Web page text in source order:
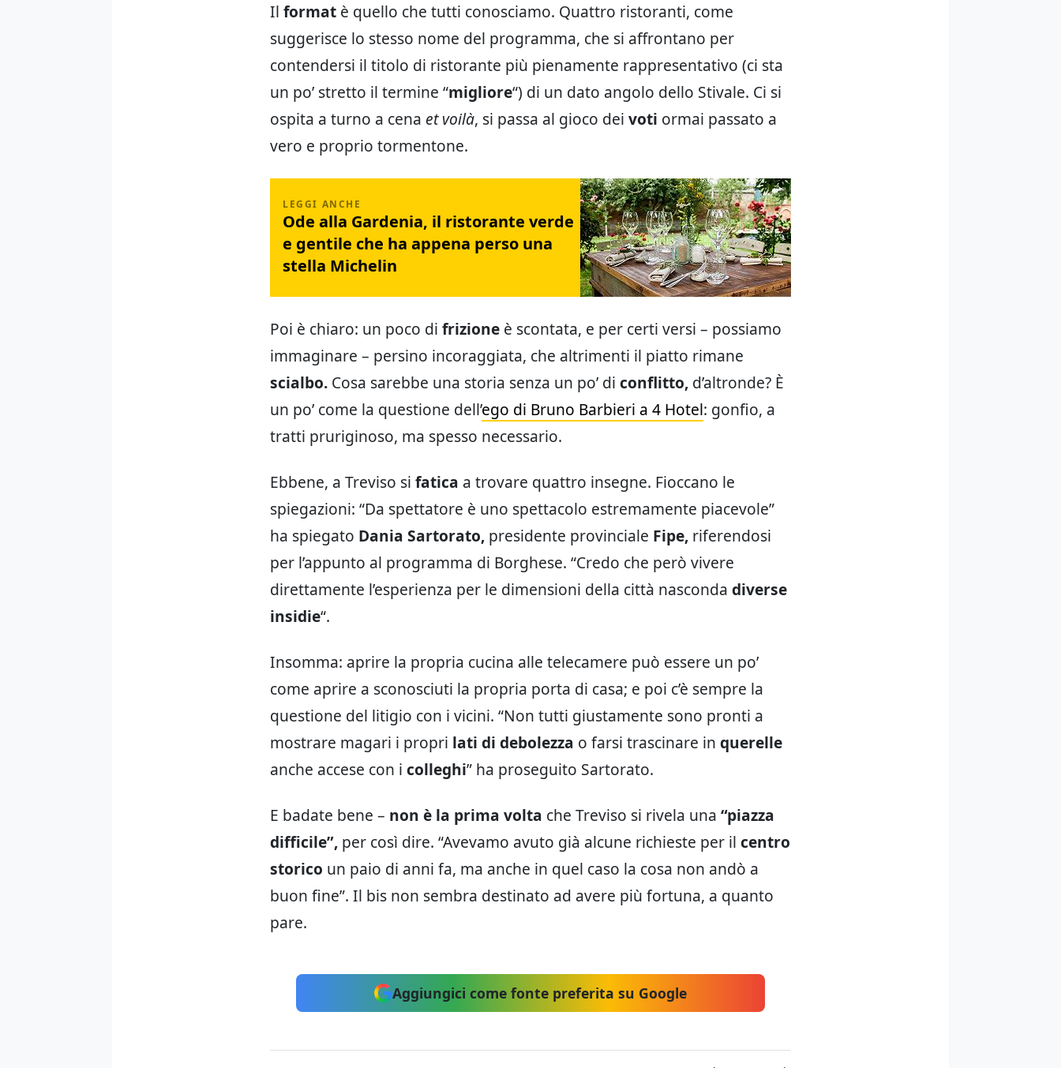
Il format è quello che tutti conosciamo. Quattro ristoranti, come
suggerisce lo stesso nome del programma, che si affrontano per
contendersi il titolo di ristorante più pienamente rappresentativo (ci sta
un po’ stretto il termine “migliore“) di un dato angolo dello Stivale. Ci si
ospita a turno a cena et voilà, si passa al gioco dei voti ormai passato a
vero e proprio tormentone.
Ode alla Gardenia, il ristorante verde
e gentile che ha appena perso una
stella Michelin
Poi è chiaro: un poco di frizione è scontata, e per certi versi – possiamo
immaginare – persino incoraggiata, che altrimenti il piatto rimane
scialbo. Cosa sarebbe una storia senza un po’ di conflitto, d’altronde? È
un po’ come la questione dell’ego di Bruno Barbieri a 4 Hotel: gonfio, a
tratti pruriginoso, ma spesso necessario.
Ebbene, a Treviso si fatica a trovare quattro insegne. Fioccano le
spiegazioni: “Da spettatore è uno spettacolo estremamente piacevole”
ha spiegato Dania Sartorato, presidente provinciale Fipe, riferendosi
per l’appunto al programma di Borghese. “Credo che però vivere
direttamente l’esperienza per le dimensioni della città nasconda diverse
insidie“.
Insomma: aprire la propria cucina alle telecamere può essere un po’
come aprire a sconosciuti la propria porta di casa; e poi c’è sempre la
questione del litigio con i vicini. “Non tutti giustamente sono pronti a
mostrare magari i propri lati di debolezza o farsi trascinare in querelle
anche accese con i colleghi” ha proseguito Sartorato.
E badate bene – non è la prima volta che Treviso si rivela una “piazza
difficile”, per così dire. “Avevamo avuto già alcune richieste per il centro
storico un paio di anni fa, ma anche in quel caso la cosa non andò a
buon fine”. Il bis non sembra destinato ad avere più fortuna, a quanto
pare.
Aggiungici come fonte preferita su Google